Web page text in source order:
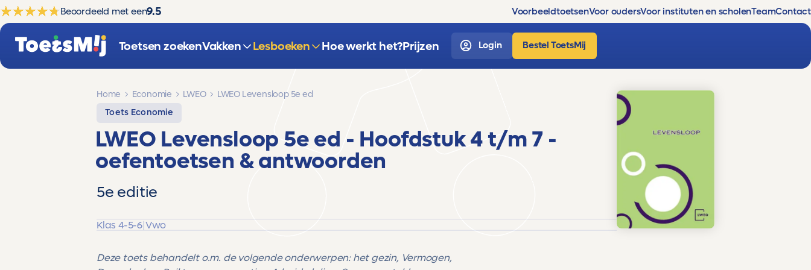
Beoordeeld met een9.5 VoorbeeldtoetsenVoor oudersVoor instituten en scholenTeamContact
Toetsen zoekenVakken Lesboeken Hoe werkt het?Prijzen Login Bestel ToetsMij
Home Economie LWEO
LWEO Levensloop 5e ed
Toets Economie
LWEO Levensloop 5e ed - Hoofdstuk 4 t/m 7 -
oefentoetsen & antwoorden
5e editie
Klas 4-5-6|Vwo
Deze toets behandelt o.m. de volgende onderwerpen: het gezin, Vermogen,